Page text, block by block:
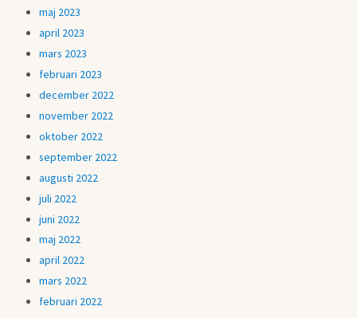
maj 2023
april 2023
mars 2023
februari 2023
december 2022
november 2022
oktober 2022
september 2022
augusti 2022
juli 2022
juni 2022
maj 2022
april 2022
mars 2022
februari 2022